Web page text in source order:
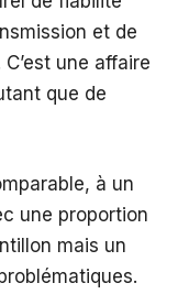
et de
une affaire
que de
à un
une proportion
mais un